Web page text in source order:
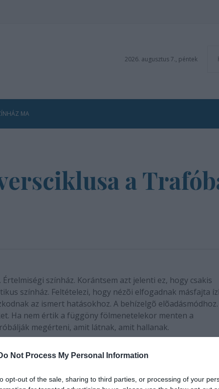
Not Process My Personal Information
opt-out of the sale, sharing to third parties, or processing of your
2026. augusztus 7., péntek
MA
a
színház. Korántsem azt jelenti ez, hogy csakis
színház. Feltételezi, hogy nézõi elfogadnak másfajta
az ismert hatásokhoz. A behízelgõ elõadásmódhoz.
Ha nem értik a függöny fölmenetelekor menten a
megérteni, amit látnak, amit hallanak.
cikke. Szerző: M.G.P. A teljes cikket itt olvashatja
és az alantas, az emelkedett és a léha, a sorskérdéseket